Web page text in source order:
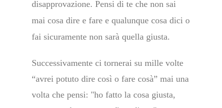
disapprovazione. Pensi di te che non sai
mai cosa dire e fare e qualunque cosa dici o
fai sicuramente non sarà quella giusta.
Successivamente ci tornerai su mille volte
“avrei potuto dire così o fare cosà” mai una
volta che pensi: "ho fatto la cosa giusta,